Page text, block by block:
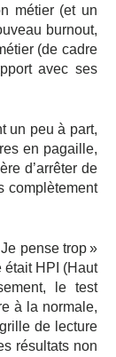
métier (et un
burnout,
(de cadre
avec ses
un peu à part,
en pagaille,
d’arrêter de
complètement
pense trop »
était HPI (Haut
le test
à la normale,
de lecture
résultats non